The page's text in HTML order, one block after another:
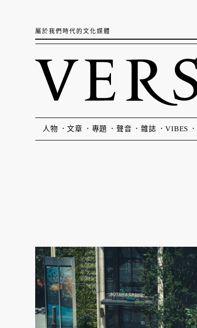
屬於我們時代的文化媒體
人物 文章 專題 聲音 雜誌 VIBES